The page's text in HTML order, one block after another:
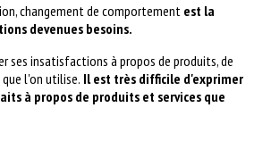
changement de comportement est la
devenues besoins.
ses insatisfactions à propos de produits, de
l'on utilise. Il est très difficile d'exprimer
à propos de produits et services que